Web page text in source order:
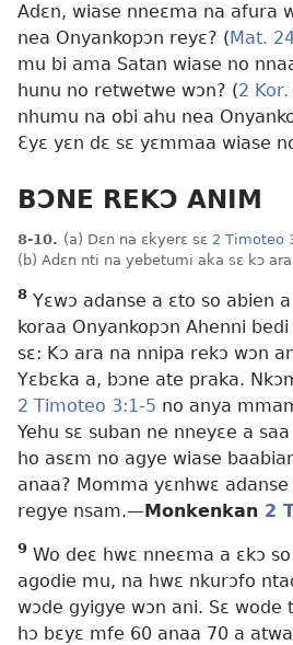
Adɛn, wiase nneɛma na afura
nea Onyankopɔn reyɛ? ( Mat.
mu bi ama Satan wiase no
hunu no retwetwe wɔn? (2
nhumu na obi ahu nea
Ɛyɛ yɛn dɛ sɛ yɛmmaa wiase
BƆNE REKƆ ANIM
8-10. (a) Dɛn na ɛkyerɛ sɛ 2 Timoteo
(b) Adɛn nti na yebetumi aka sɛ kɔ
8 Yɛwɔ adanse a ɛto so abien
koraa Onyankopɔn Ahenni
sɛ: Kɔ ara na nnipa rekɔ wɔn
Yɛbɛka a, bɔne ate praka.
2 Timoteo 3:1-5 no anya
Yehu sɛ suban ne nneyɛe a
ho asɛm no agye wiase
anaa? Momma yɛnhwɛ
regye nsam.—Monkenkan 2
9 Wo deɛ hwɛ nneɛma a ɛkɔ
agodie mu, na hwɛ nkurɔfo
wɔde gyigye wɔn ani. Sɛ wode
hɔ bɛyɛ mfe 60 anaa 70 a